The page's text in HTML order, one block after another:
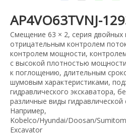
AP4VO63TVNJ-
Смещение 63 × 2, серия двойных
отрицательным контролем
контролем мощности,
с высокой плотностью
к поглощению, длительным
шумовым характеристиками,
гидравлического экскаватора,
различные виды
Например,
Kobelco/Hyundai/Doosan/
Excavator